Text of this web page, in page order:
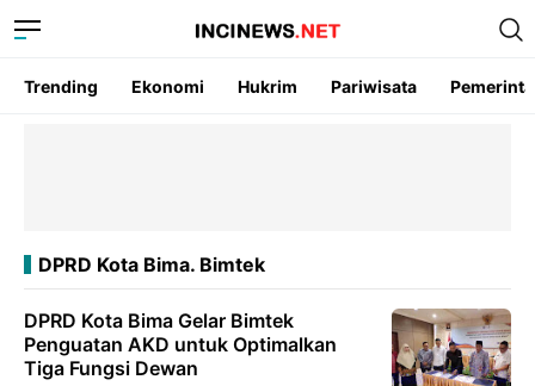
Trending Ekonomi Hukrim Pariwisata
DPRD Kota Bima. Bimtek
DPRD Kota Bima Gelar Bimtek
Penguatan AKD untuk Optimalkan
Tiga Fungsi Dewan